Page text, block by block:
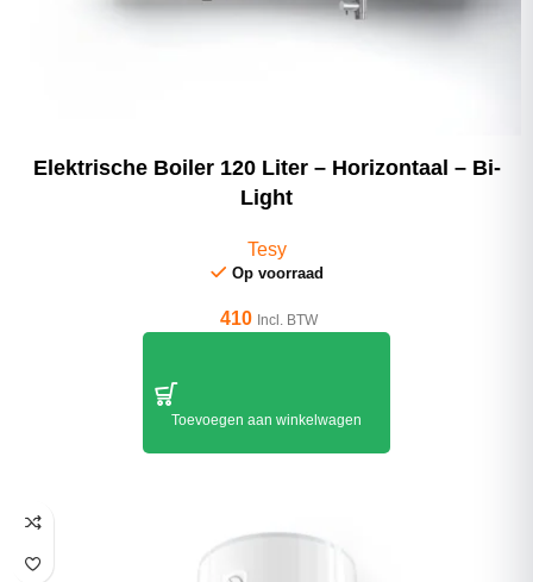
Elektrische Boiler 120 Liter – Horizontaal – Bi-
Light
Tesy
Op voorraad
410 Incl. BTW
Toevoegen aan winkelwagen